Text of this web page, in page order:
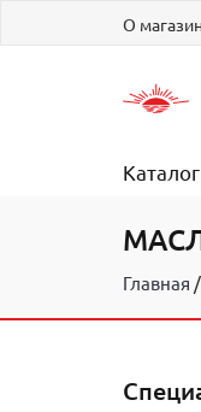
О
Главная